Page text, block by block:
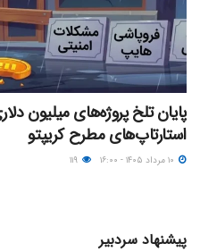
استارتاپ‌های مطرح کریپتو
پیشنهاد سردبیر